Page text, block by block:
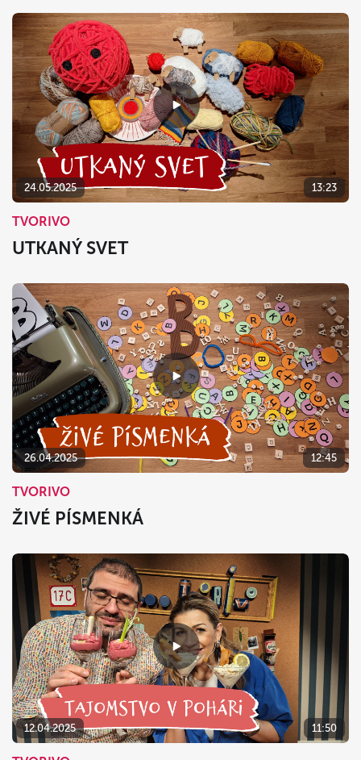
24.05.2025 13:23
TVORIVO
UTKANÝ SVET
26.04.2025 12:45
TVORIVO
ŽIVÉ PÍSMENKÁ
12.04.2025 11:50